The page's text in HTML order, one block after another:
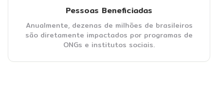
Pessoas Beneficiadas
Anualmente, dezenas de milhões de brasileiros
são diretamente impactados por programas de
ONGs e institutos sociais.